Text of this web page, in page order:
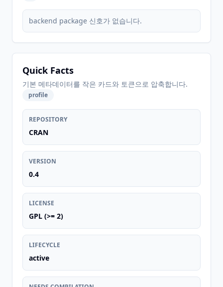
backend package 신호가 없습니다.
Quick Facts
기본 메타데이터를 작은 카드와 토큰으로 압축합니다.
profile
REPOSITORY
CRAN
VERSION
0.4
LICENSE
GPL (>= 2)
LIFECYCLE
active